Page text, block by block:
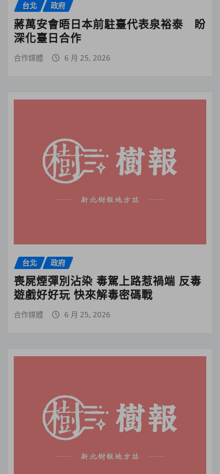
台北 政府
蔣萬安會晤日本前駐臺代表泉裕泰 盼
深化臺日合作
合作媒體 6 月 25, 2026
台北 政府
喪屍煙彈別沾染 毒駕上路惹禍端 反毒
遊戲好好玩 快來解毒密碼戰
合作媒體 6 月 25, 2026